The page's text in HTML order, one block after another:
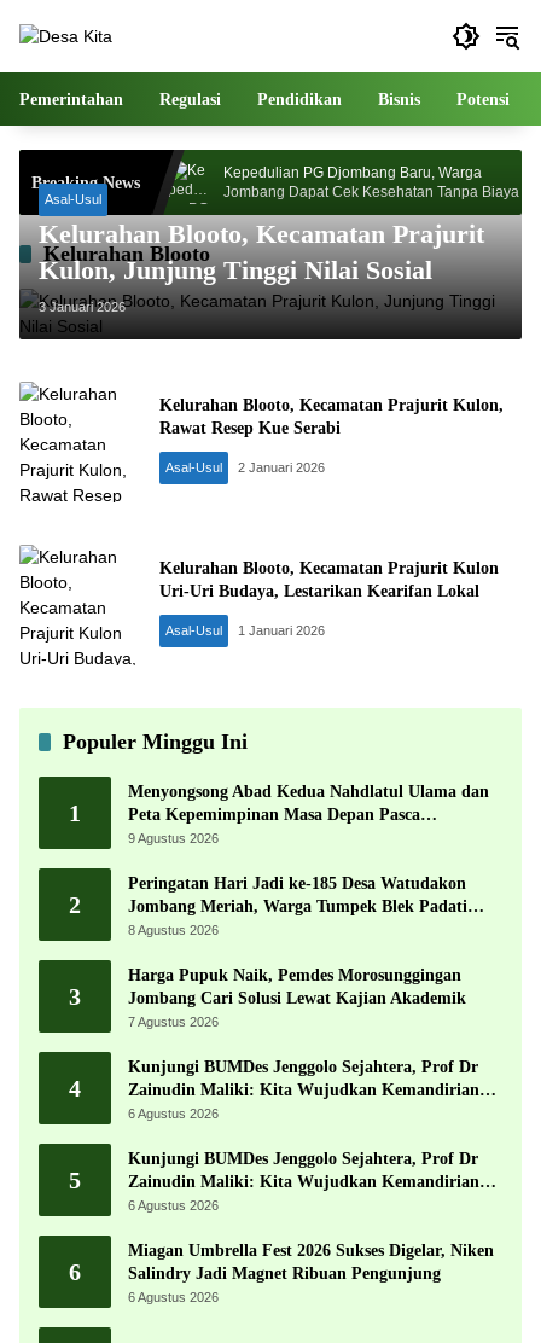
Pemerintahan Regulasi Pendidikan Bisnis Potensi
Breaking News
Ulama
Depan Pasca
Kepedulian PG Djombang Baru, Warga
Jombang Dapat Cek Kesehatan Tanpa Biaya
Kelurahan Blooto
Asal-Usul
Kelurahan Blooto, Kecamatan Prajurit
Kulon, Junjung Tinggi Nilai Sosial
3 Januari 2026
Kelurahan Blooto, Kecamatan Prajurit Kulon,
Rawat Resep Kue Serabi
Asal-Usul 2 Januari 2026
Kelurahan Blooto, Kecamatan Prajurit Kulon
Uri-Uri Budaya, Lestarikan Kearifan Lokal
Asal-Usul 1 Januari 2026
Populer Minggu Ini
1
Menyongsong Abad Kedua Nahdlatul Ulama dan
Peta Kepemimpinan Masa Depan Pasca
Muktamar ke-35
9 Agustus 2026
2
Peringatan Hari Jadi ke-185 Desa Watudakon
Jombang Meriah, Warga Tumpek Blek Padati
Karnaval Budaya
8 Agustus 2026
3
Harga Pupuk Naik, Pemdes Morosunggingan
Jombang Cari Solusi Lewat Kajian Akademik
7 Agustus 2026
4
Kunjungi BUMDes Jenggolo Sejahtera, Prof Dr
Zainudin Maliki: Kita Wujudkan Kemandirian
Ekonomi dengan Potensi Desa
6 Agustus 2026
5
Kunjungi BUMDes Jenggolo Sejahtera, Prof Dr
Zainudin Maliki: Kita Wujudkan Kemandirian
Ekonomi dengan Potensi Desa
6 Agustus 2026
6
Miagan Umbrella Fest 2026 Sukses Digelar, Niken
Salindry Jadi Magnet Ribuan Pengunjung
6 Agustus 2026